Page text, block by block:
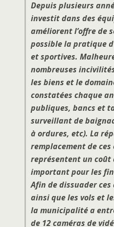
Depuis plusieurs
investit dans des
améliorent l’offre de
possible la pratique
et sportives.
nombreuses
les biens et le
constatées chaque
publiques, bancs et
surveillant de
à ordures, etc). La
remplacement de
représentent un coût
important pour les
Afin de dissuader
ainsi que les vols et
la municipalité a
de 12 caméras de